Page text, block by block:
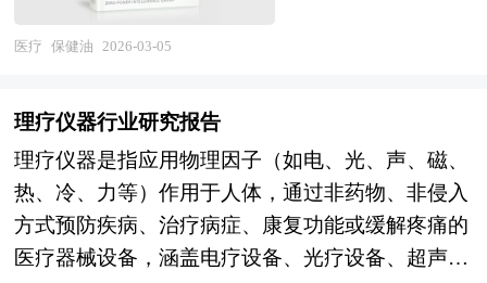
技术上的先进性和适应性以及建设条件的可能性和
可行性，从而为投资决策提供科学依据。 投资可
报告和融资用可行性研究报告。审批核准用的可行
性研究报告侧重关注项目的社会经济效益和影响；
融资用报告侧重关注项目在经济上是否可行。具体
概括为：政府立项审批，产业扶持，银行贷款，融
资投资、投资建设、境外投资、上市融资、中外合
作，股份合作、组建公司、征用土地、申请高新技
势。在资源保障层面，规范化种植养殖基地和道地
价格保险机制将平抑市场波动，全程质量追溯体系
将提升药材可信度。在工业升级层面，智能制造和
连续流生产技术将在中药提取、浓缩、干燥等环节
推广应用，大数据和人工智能将辅助处方筛选和工
艺优化，中药大品种的二次开发和剂型改良将持续
观、公正、系统，真实准确地反映了我国生化药品
行业的市场发展现状和未来发展趋势。 本研究咨
的市场调研基础上，主要依据了国家统计局、国家
商务部、国家发改委、国家经济信息中心、国务院
发展研究中心、全国商业信息中心、中国经济景气
监测中心、中国行业研究网、全国及海外多种相关
报刊杂志的基础信息以及专业研究单位等公布和提
下，保健油作为“吃出来的健康”代表，正成为家庭
厨房中预防“三高”、改善心脑血管健康的日常选
不再满足于基础食用油的热量供给功能，而是追求
了“营养干预工具”的新角色。其富含的α-亚麻酸可
在人体内转化为EPA和DHA，前者被誉为“血管清
道夫”，有助于调节血脂、延缓动脉硬化，后者则
是大脑与视网膜发育的关键成分，对婴幼儿智力发
医疗 保健油 2026-03-05
理疗仪器行业研究报告
理疗仪器是指应用物理因子（如电、光、声、磁、
热、冷、力等）作用于人体，通过非药物、非侵入
方式预防疾病、治疗病症、康复功能或缓解疼痛的
医疗器械设备，涵盖电疗设备、光疗设备、超声治